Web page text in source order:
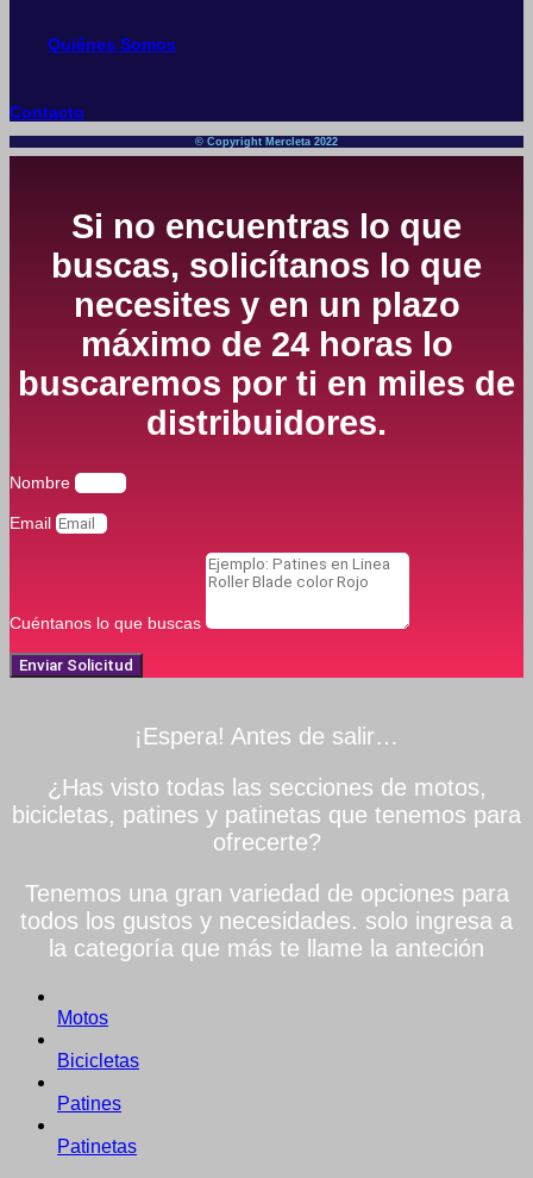
Quiénes Somos
Contacto
© Copyright Mercleta 2022
Si no encuentras lo que
buscas, solicítanos lo que
necesites y en un plazo
máximo de 24 horas lo
buscaremos por ti en miles de
distribuidores.
Nombre
Email
Cuéntanos lo que buscas
Enviar Solicitud
¡Espera! Antes de salir…
¿Has visto todas las secciones de motos,
bicicletas, patines y patinetas que tenemos para
ofrecerte?
Tenemos una gran variedad de opciones para
todos los gustos y necesidades. solo ingresa a
la categoría que más te llame la anteción
Motos
Bicicletas
Patines
Patinetas